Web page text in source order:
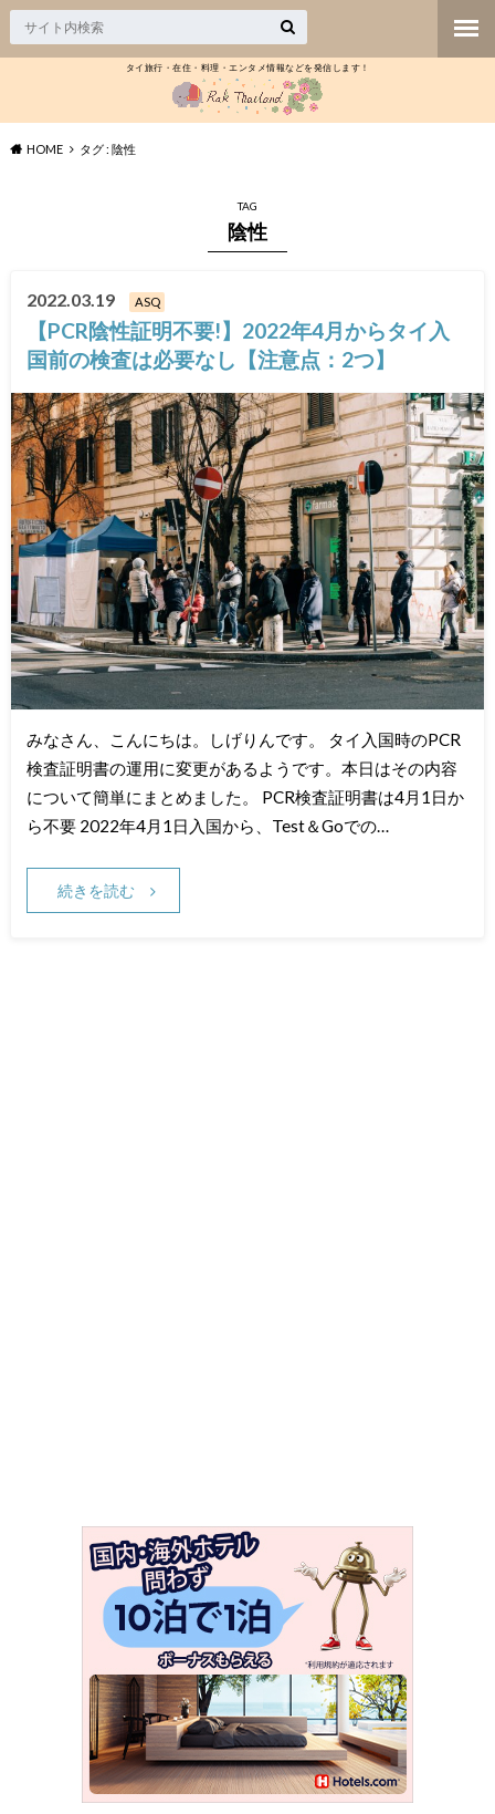
タイ旅行・在住・料理・エンタメ情報などを発信します！
HOME タグ : 陰性
TAG
陰性
2022.03.19 ASQ
【PCR陰性証明不要!】2022年4月からタイ入
国前の検査は必要なし【注意点：2つ】
みなさん、こんにちは。しげりんです。 タイ入国時のPCR
検査証明書の運用に変更があるようです。本日はその内容
について簡単にまとめました。 PCR検査証明書は4月1日か
ら不要 2022年4月1日入国から、Test＆Goでの…
続きを読む